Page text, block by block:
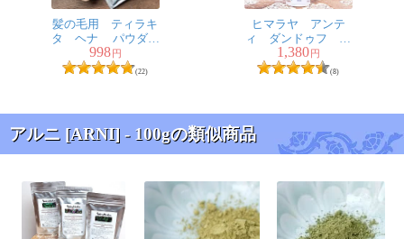
髪の毛用 ティラキ
タ ヘナ パウダー
100g[HAIR Henna
Powder]
998 円
(22)
ヒマラヤ アンテ
ィ ダンドゥフ ヘ
ア オイル - Anti
Dandruff Hair Oil
1,380 円
(8)
アルニ [ARNI] - 100gの類似商品